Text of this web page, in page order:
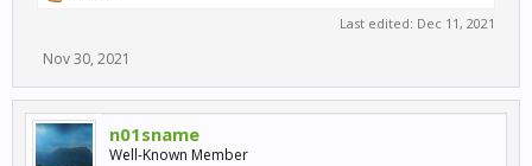
Last edited: Dec 11, 2021
Nov 30, 2021
n01sname
Well-Known Member